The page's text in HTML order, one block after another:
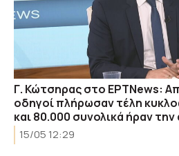
Γ. Κώτσηρας στο ΕΡΤΝews:
οδηγοί πλήρωσαν τέλη
και 80.000 συνολικά ήραν την
15/05 12:29